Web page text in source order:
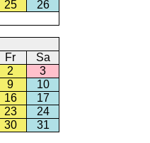
25
26
Fr
Sa
2
3
9
10
16
17
23
24
30 31